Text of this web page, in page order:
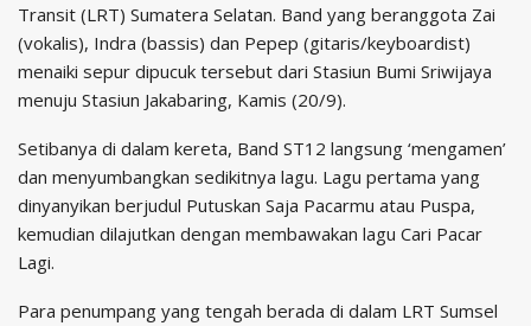
Transit (LRT) Sumatera Selatan. Band yang beranggota Zai
(vokalis), Indra (bassis) dan Pepep (gitaris/keyboardist)
menaiki sepur dipucuk tersebut dari Stasiun Bumi Sriwijaya
menuju Stasiun Jakabaring, Kamis (20/9).
Setibanya di dalam kereta, Band ST12 langsung ‘mengamen’
dan menyumbangkan sedikitnya lagu. Lagu pertama yang
dinyanyikan berjudul Putuskan Saja Pacarmu atau Puspa,
kemudian dilajutkan dengan membawakan lagu Cari Pacar
Lagi.
Para penumpang yang tengah berada di dalam LRT Sumsel